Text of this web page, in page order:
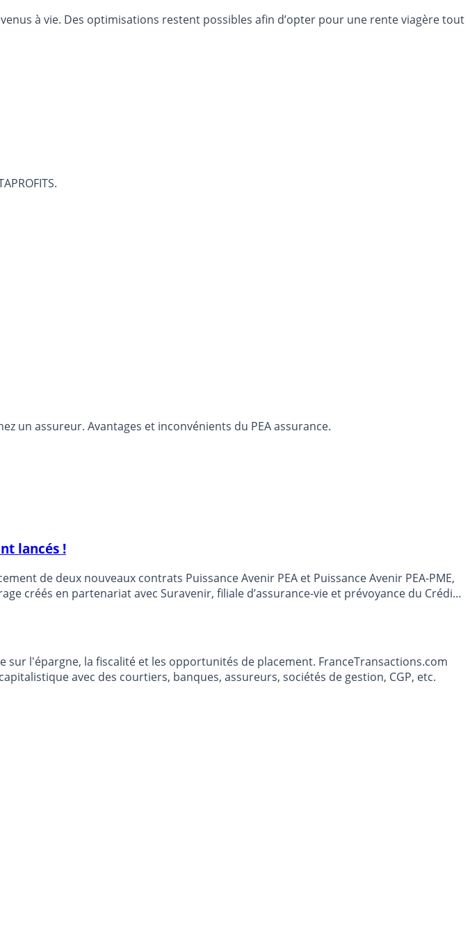
à vie. Des optimisations restent possibles afin d’opter pour une rente viagère tout
un assureur. Avantages et inconvénients du PEA assurance.
lancés !
de deux nouveaux contrats Puissance Avenir PEA et Puissance Avenir PEA-PME,
créés en partenariat avec Suravenir, filiale d’assurance-vie et prévoyance du Crédit
l'épargne, la fiscalité et les opportunités de placement. FranceTransactions.com
avec des courtiers, banques, assureurs, sociétés de gestion, CGP, etc.